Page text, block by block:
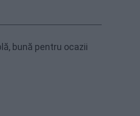
bună pentru ocazii